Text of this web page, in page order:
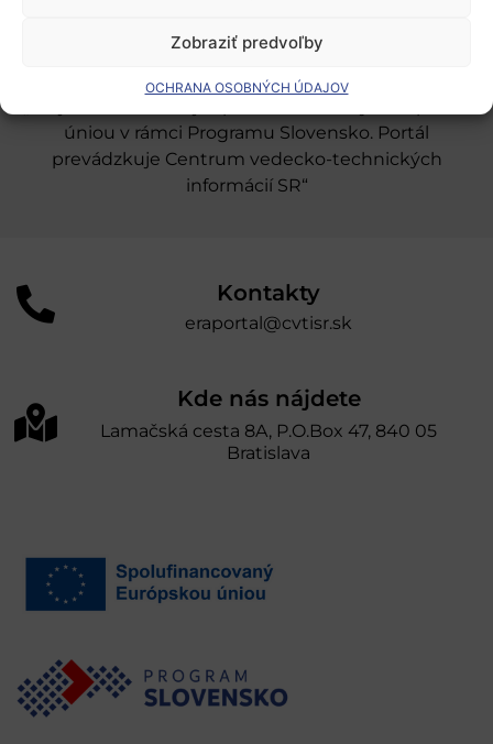
Zobraziť predvoľby
OCHRANA OSOBNÝCH ÚDAJOV
Odber noviniek
úniou v rámci Programu Slovensko. Portál
prevádzkuje Centrum vedecko-technických
informácií SR“
Kontakty
eraportal@cvtisr.sk
Kde nás nájdete
Lamačská cesta 8A, P.O.Box 47, 840 05
Bratislava